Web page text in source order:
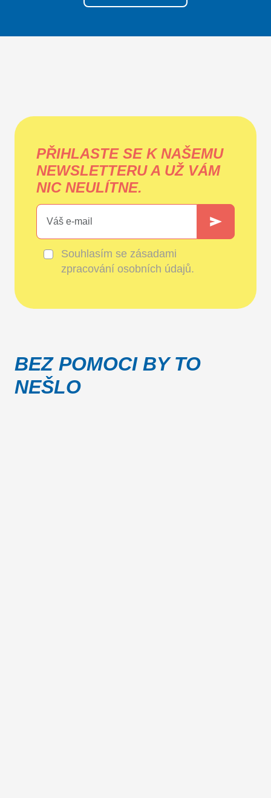
PŘIHLASTE SE K NAŠEMU
NEWSLETTERU A UŽ VÁM
NIC NEULÍTNE.
Souhlasím se zásadami
zpracování osobních údajů.
BEZ POMOCI BY TO
NEŠLO